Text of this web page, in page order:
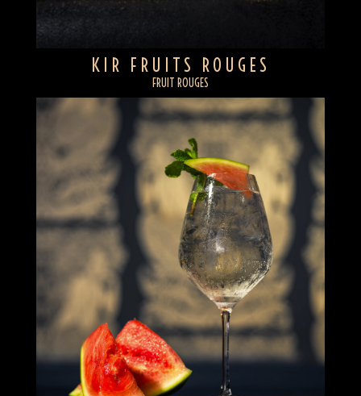
KIR FRUITS ROUGES
FRUIT ROUGES